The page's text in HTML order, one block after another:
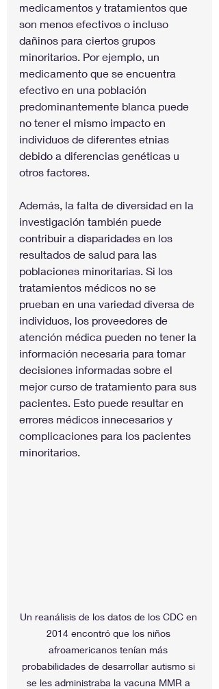
medicamentos y tratamientos que
son menos efectivos o incluso
dañinos para ciertos grupos
minoritarios. Por ejemplo, un
medicamento que se encuentra
efectivo en una población
predominantemente blanca puede
no tener el mismo impacto en
individuos de diferentes etnias
debido a diferencias genéticas u
otros factores.
Además, la falta de diversidad en la
investigación también puede
contribuir a disparidades en los
resultados de salud para las
poblaciones minoritarias. Si los
tratamientos médicos no se
prueban en una variedad diversa de
individuos, los proveedores de
atención médica pueden no tener la
información necesaria para tomar
decisiones informadas sobre el
mejor curso de tratamiento para sus
pacientes. Esto puede resultar en
errores médicos innecesarios y
complicaciones para los pacientes
minoritarios.
Un reanálisis de los datos de los CDC en
2014 encontró que los niños
afroamericanos tenían más
probabilidades de desarrollar autismo si
se les administraba la vacuna MMR a